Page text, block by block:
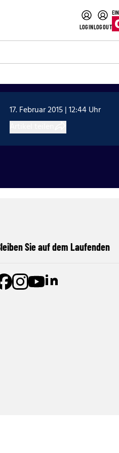
LOGINLOGOUT
17. Februar 2015 | 12:44 Uhr
Sie auf dem Laufenden